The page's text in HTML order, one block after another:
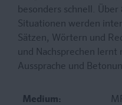
besonders schnell.
Situationen werden
Sätzen, Wörtern und
und Nachsprechen lernt
Aussprache und
Medium: